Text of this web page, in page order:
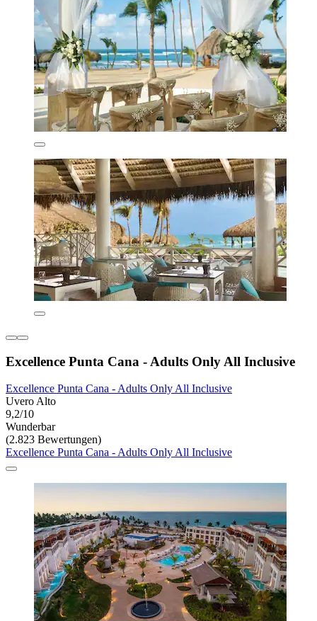
Excellence Punta Cana - Adults Only All Inclusive
Excellence Punta Cana - Adults Only All Inclusive
Uvero Alto
9,2/10
Wunderbar
(2.823 Bewertungen)
Excellence Punta Cana - Adults Only All Inclusive